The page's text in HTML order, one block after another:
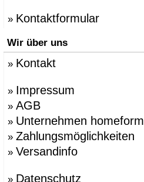
» Kontaktformular
Wir über uns
» Kontakt
» Impressum
» AGB
» Unternehmen homeform
» Zahlungsmöglichkeiten
» Versandinfo
» Datenschutz